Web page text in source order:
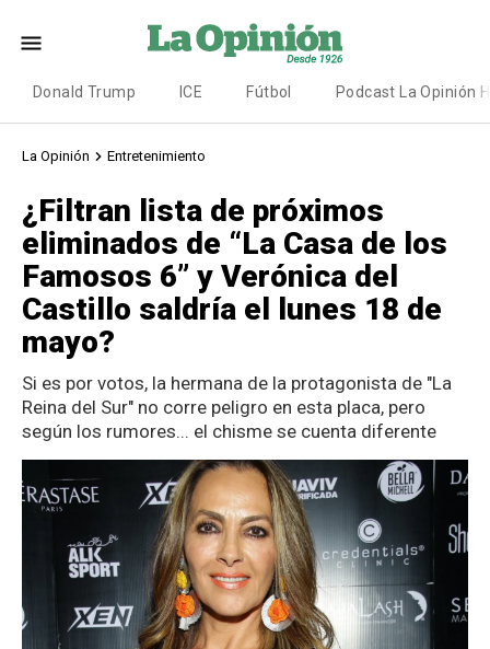
Donald Trump ICE Fútbol Podcast La Opinión
La Opinión Entretenimiento
¿Filtran lista de próximos
eliminados de “La Casa de los
Famosos 6” y Verónica del
Castillo saldría el lunes 18 de
mayo?
Si es por votos, la hermana de la protagonista de "La
Reina del Sur" no corre peligro en esta placa, pero
según los rumores... el chisme se cuenta diferente